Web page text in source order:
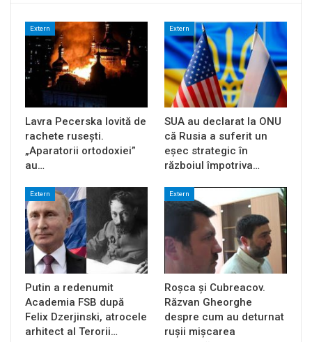
Extern
Lavra Pecerska lovită de
rachete rusești.
„Aparatorii ortodoxiei”
au…
Extern
SUA au declarat la ONU
că Rusia a suferit un
eșec strategic în
războiul împotriva…
Extern
Putin a redenumit
Academia FSB după
Felix Dzerjinski, atrocele
arhitect al Terorii…
Extern
Roșca și Cubreacov.
Răzvan Gheorghe
despre cum au deturnat
rușii mișcarea